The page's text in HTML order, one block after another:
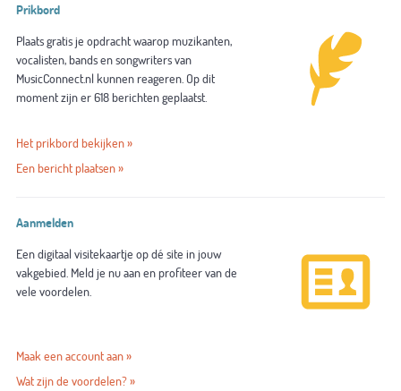
Prikbord
Plaats gratis je opdracht waarop muzikanten,
vocalisten, bands en songwriters van
MusicConnect.nl kunnen reageren. Op dit
moment zijn er 618 berichten geplaatst.
Het prikbord bekijken »
Een bericht plaatsen »
Aanmelden
Een digitaal visitekaartje op dé site in jouw
vakgebied. Meld je nu aan en profiteer van de
vele voordelen.
Maak een account aan »
Wat zijn de voordelen? »